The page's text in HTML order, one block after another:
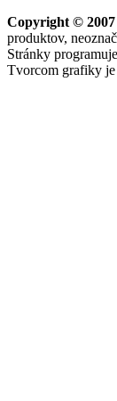
Copyright © 2007
produktov,
Stránky programuje
Tvorcom grafiky je